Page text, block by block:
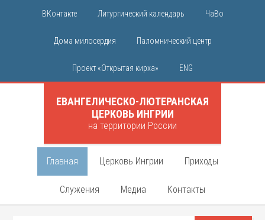
ВКонтакте Литургический календарь ЧаВо
Дома милосердия Паломнический центр
Проект «Открытая кирха» ENG
ЕВАНГЕЛИЧЕСКО-ЛЮТЕРАНСКАЯ
ЦЕРКОВЬ ИНГРИИ
на территории России
Главная Церковь Ингрии Приходы
Служения Медиа Контакты